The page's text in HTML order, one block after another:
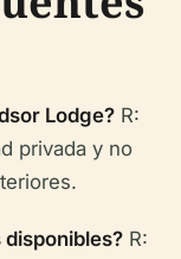
Lodge? R:
privada y no
R: